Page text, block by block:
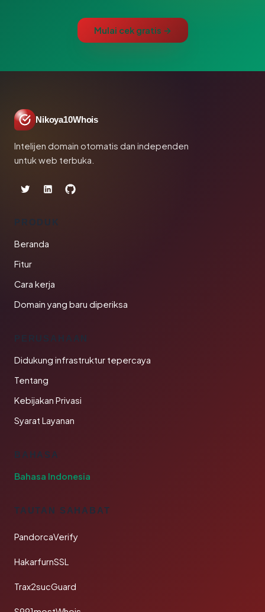
Mulai cek gratis →
Nikoya10Whois
Intelijen domain otomatis dan independen
untuk web terbuka.
PRODUK
Beranda
Fitur
Cara kerja
Domain yang baru diperiksa
PERUSAHAAN
Didukung infrastruktur tepercaya
Tentang
Kebijakan Privasi
Syarat Layanan
BAHASA
Bahasa Indonesia
TAUTAN SAHABAT
PandorcaVerify
HakarfurnSSL
Trax2sucGuard